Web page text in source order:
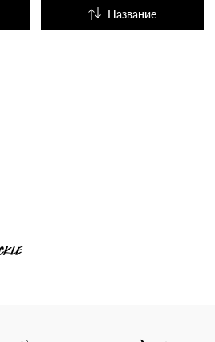
Название